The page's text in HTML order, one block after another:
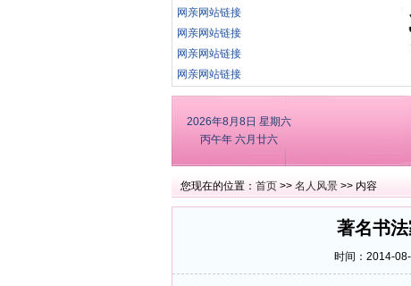
网亲网站链接
网亲网站链接
网亲网站链接
网亲网站链接
2026年8月8日 星期六
丙午年 六月廿六
您现在的位置： 首页 >> 名人风景 >> 内容
著名书
时间：2014-